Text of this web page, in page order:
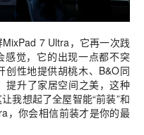
7 Ultra，它再一次践
感觉，它的出现一点都不突
创性地提供胡桃木、B&O同
提升了家居空间之美，这种
我想起了全屋智能“前装”和
，你会相信前装才是你的最